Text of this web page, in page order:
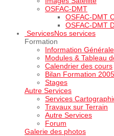
OSFAC-DMT
OSFAC-DMT
OSFAC-DMT
ServicesNos services
Formation
Information Générale
Modules & Tableau
Calendrier des cours
Bilan Formation
Stages
Autre Services
Services
Travaux sur Terrain
Autre Services
Forum
Galerie des photos